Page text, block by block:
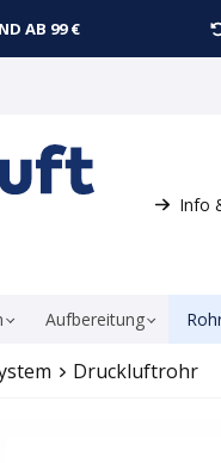
springen
AB 99 €
Info
Aufbereitung
Druckluftrohr